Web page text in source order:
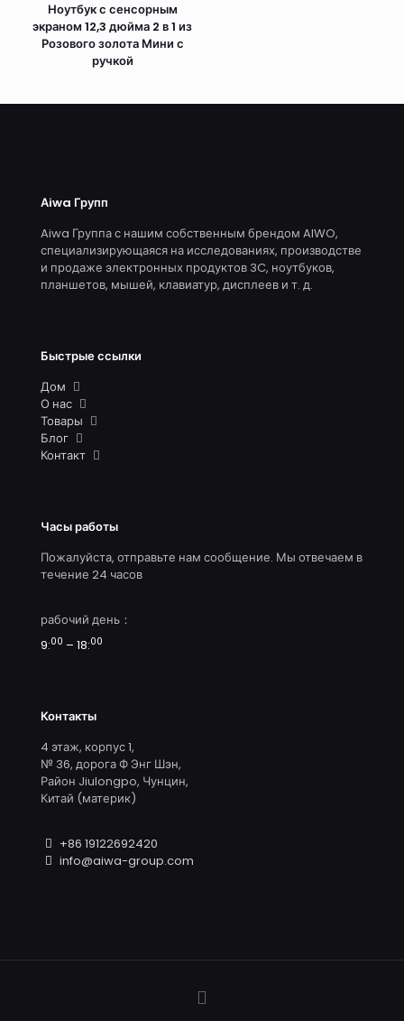
Ноутбук с сенсорным
экраном 12,3 дюйма 2 в 1 из
Розового золота Мини с
ручкой
Аiwa Групп
Aiwa Группа с нашим собственным брендом AIWO,
специализирующаяся на исследованиях, производстве
и продаже электронных продуктов 3C, ноутбуков,
планшетов, мышей, клавиатур, дисплеев и т. д.
Быстрые ссылки
Дом
О нас
Товары
Блог
Контакт
Часы работы
Пожалуйста, отправьте нам сообщение. Мы отвечаем в
течение 24 часов
рабочий день：
9:00 – 18:00
Контакты
4 этаж, корпус 1,
№ 36, дорога Ф Энг Шэн,
Район Jiulongpo, Чунцин,
Китай (материк)
+86 19122692420
info@aiwa-group.com